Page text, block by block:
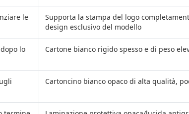
le
Supporta la stampa del logo
design esclusivo del modello
lo
Cartone bianco rigido spesso e di peso
Cartoncino bianco opaco di alta qualità,